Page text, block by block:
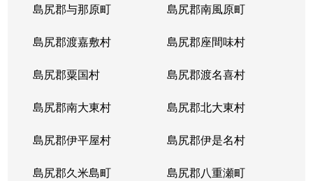
島尻郡与那原町 島尻郡南風原町
島尻郡渡嘉敷村 島尻郡座間味村
島尻郡粟国村 島尻郡渡名喜村
島尻郡南大東村 島尻郡北大東村
島尻郡伊平屋村 島尻郡伊是名村
島尻郡久米島町 島尻郡八重瀬町